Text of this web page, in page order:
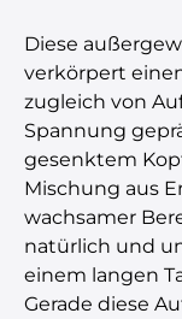
Diese
verkörpert
zugleich von
Spannung
gesenktem
Mischung aus
wachsamer
natürlich und
einem langen
Gerade diese